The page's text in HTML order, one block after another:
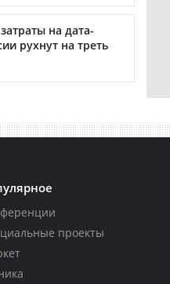
на дата-
рухнут на треть
проекты